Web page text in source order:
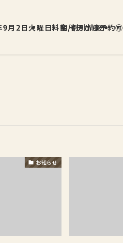
9月2日火曜日 朝イチから予約🉑
料金/割引情報
お知らせ